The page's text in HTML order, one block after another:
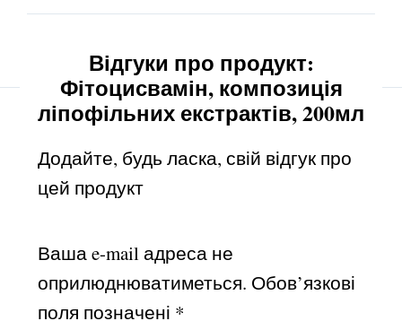
Відгуки про продукт:
Фітоцисвамін, композиція
ліпофільних екстрактів, 200мл
Додайте, будь ласка, свій відгук про
цей продукт
Ваша e-mail адреса не
оприлюднюватиметься. Обов’язкові
поля позначені *